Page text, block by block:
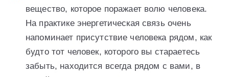
вещество, которое поражает волю человека.
На практике энергетическая связь очень
напоминает присутствие человека рядом, как
будто тот человек, которого вы стараетесь
забыть, находится всегда рядом с вами, в